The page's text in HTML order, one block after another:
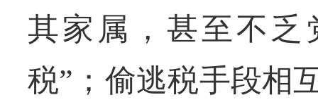
其家属，甚至不乏
税”；偷逃税手段相